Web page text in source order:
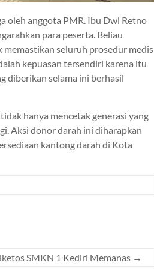
oleh anggota PMR. Ibu Dwi Retno
para peserta. Beliau
memastikan seluruh prosedur medis
kepuasan tersendiri karena itu
diberikan selama ini berhasil
hanya mencetak generasi yang
Aksi donor darah ini diharapkan
kantong darah di Kota
SMKN 1 Kediri Memanas →